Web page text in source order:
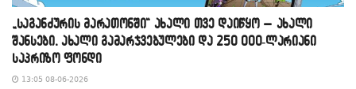
„საგანძურის მარათონში“ ახალი თვე დაიწყო – ახალი
შანსები, ახალი გამარჯვებულები და 250 000-ლარიანი
საპრიზო ფონდი
13:05 08-06-2026